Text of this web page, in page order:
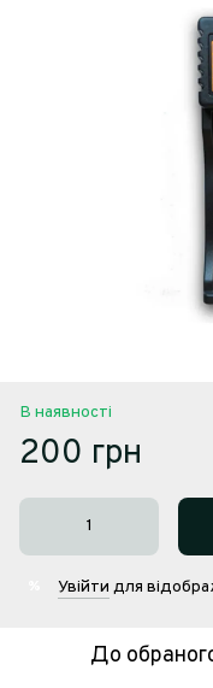
В наявності
200 грн
Увійти для
До